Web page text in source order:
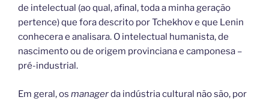
de intelectual (ao qual, afinal, toda a minha geração
pertence) que fora descrito por Tchekhov e que Lenin
conhecera e analisara. O intelectual humanista, de
nascimento ou de origem provinciana e camponesa –
pré-industrial.
Em geral, os managerda indústria cultural não são, por